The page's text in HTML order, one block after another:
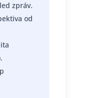
zpráv.
od